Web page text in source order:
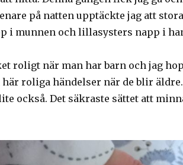
på natten upptäckte jag att
i munnen och lillasysters napp i
roligt när man har barn och jag
roliga händelser när de blir äldre.
också. Det säkraste sättet att